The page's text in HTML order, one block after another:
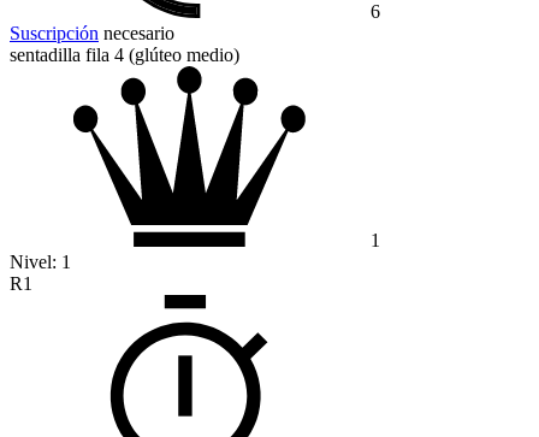
6
Suscripción necesario
sentadilla fila 4 (glúteo medio)
1
Nivel: 1
R1